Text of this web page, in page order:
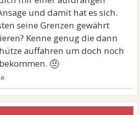
und damit hat es sich.
seine Grenzen gewährt
Kenne genug die dann
auffahren um doch noch
🤨